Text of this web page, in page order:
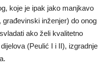
koje je ipak jako manjkavo
inženjer) do onog
ako želi kvalitetno
(Peulić I i II), izgradnje